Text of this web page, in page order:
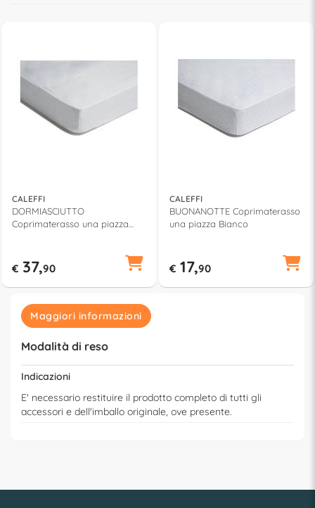
CALEFFI
DORMIASCIUTTO
Coprimaterasso una piazza
€ 37,90
CALEFFI
BUONANOTTE Coprimaterasso
una piazza Bianco
€ 17,90
Maggiori informazioni
Modalità di reso
Indicazioni
E' necessario restituire il prodotto completo di tutti gli
accessori e dell'imballo originale, ove presente.